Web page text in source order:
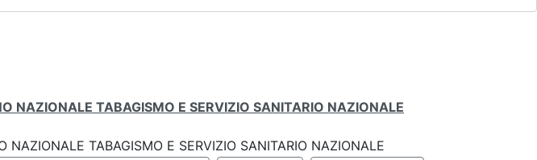
NAZIONALE TABAGISMO E SERVIZIO SANITARIO NAZIONALE
NAZIONALE TABAGISMO E SERVIZIO SANITARIO NAZIONALE